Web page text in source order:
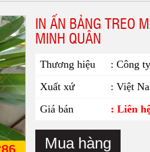
IN ẤN BẢNG TREO
MINH QUÂN
Thương hiệu
: Công
Xuất xứ
: Việt
Giá bán
: Liên
Mua hàng